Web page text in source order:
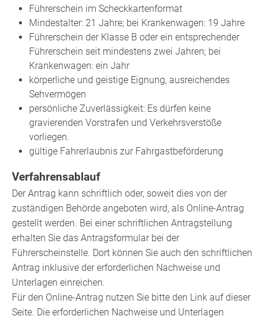
Führerschein im Scheckkartenformat
Mindestalter: 21 Jahre; bei Krankenwagen: 19 Jahre
Führerschein der Klasse B oder ein entsprechender
Führerschein seit mindestens zwei Jahren; bei
Krankenwagen: ein Jahr
körperliche und geistige Eignung, ausreichendes
Sehvermögen
persönliche Zuverlässigkeit: Es dürfen keine
gravierenden Vorstrafen und Verkehrsverstöße
vorliegen.
gültige Fahrerlaubnis zur Fahrgastbeförderung
Verfahrensablauf
Der Antrag kann schriftlich oder, soweit dies von der
zuständigen Behörde angeboten wird, als Online-Antrag
gestellt werden. Bei einer schriftlichen Antragstellung
erhalten Sie das Antragsformular bei der
Führerscheinstelle. Dort können Sie auch den schriftlichen
Antrag inklusive der erforderlichen Nachweise und
Unterlagen einreichen.
Für den Online-Antrag nutzen Sie bitte den Link auf dieser
Seite. Die erforderlichen Nachweise und Unterlagen